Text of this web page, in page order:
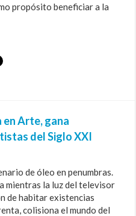
propósito beneficiar a la
en Arte, gana
del Siglo XXI
de óleo en penumbras.
mientras la luz del televisor
de habitar existencias
colisiona el mundo del